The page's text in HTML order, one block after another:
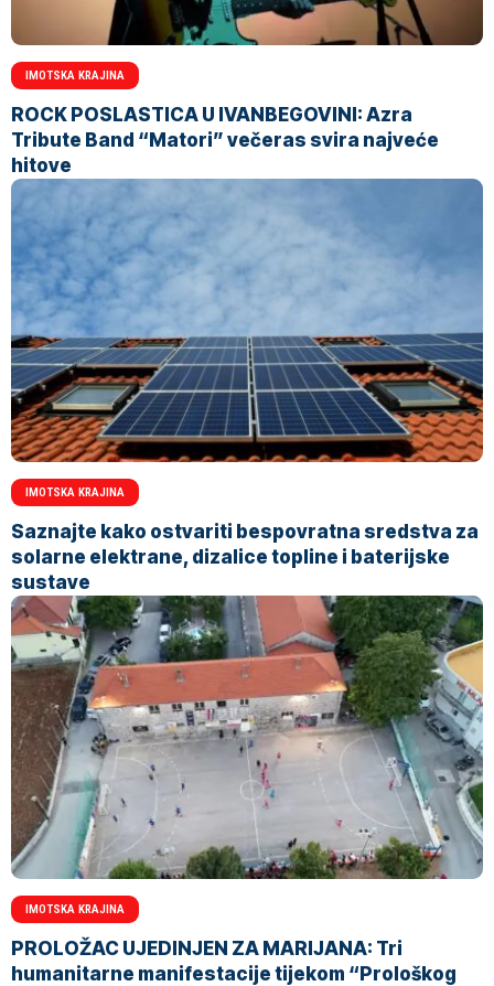
IMOTSKA KRAJINA
ROCK POSLASTICA U IVANBEGOVINI: Azra
Tribute Band “Matori” večeras svira najveće
hitove
IMOTSKA KRAJINA
Saznajte kako ostvariti bespovratna sredstva za
solarne elektrane, dizalice topline i baterijske
sustave
IMOTSKA KRAJINA
PROLOŽAC UJEDINJEN ZA MARIJANA: Tri
humanitarne manifestacije tijekom “Prološkog